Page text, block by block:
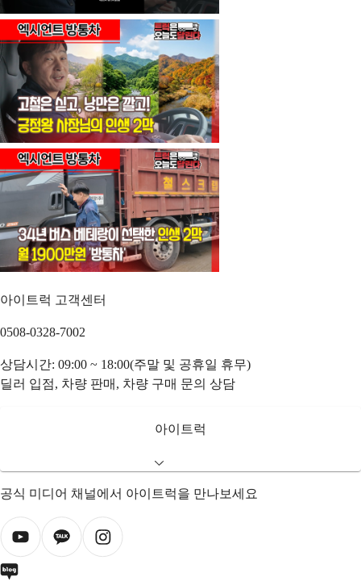
아이트럭 고객센터
0508-0328-7002
상담시간: 09:00 ~ 18:00(주말 및 공휴일 휴무)
딜러 입점, 차량 판매, 차량 구매 문의 상담
아이트럭
공식 미디어 채널에서 아이트럭을 만나보세요